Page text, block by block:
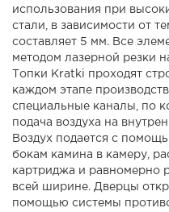
использования при
стали, в зависимости от
составляет 5 мм. Все
методом лазерной резки
Топки Kratki проходят
каждом этапе
специальные каналы, по
подача воздуха на
Воздух подается с
бокам камина в камеру,
картриджа и равномерно
всей ширине. Дверцы
помощью системы